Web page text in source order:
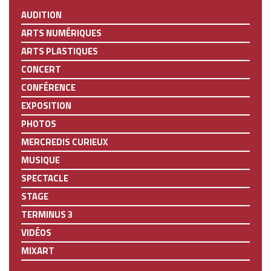
AUDITION
ARTS NUMÉRIQUES
ARTS PLASTIQUES
CONCERT
CONFÉRENCE
EXPOSITION
PHOTOS
MERCREDIS CURIEUX
MUSIQUE
SPECTACLE
STAGE
TERMINUS 3
VIDÉOS
MIXART